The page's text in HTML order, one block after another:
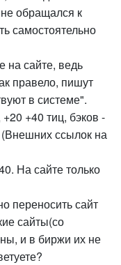
обращался к
самостоятельно
на сайте, ведь
правело, пишут
в системе".
+40 тиц, бэков -
(Внешних ссылок на
На сайте только
переносить сайт
сайты(со
и в биржи их не